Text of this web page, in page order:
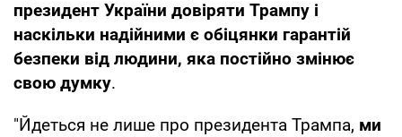
президент України довіряти Трампу і
наскільки надійними є обіцянки гарантій
безпеки від людини, яка постійно змінює
свою думку.
"Йдеться не лише про президента Трампа, ми